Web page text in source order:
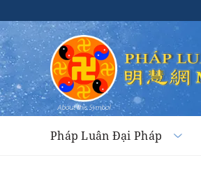
Pháp Luân Đại Pháp